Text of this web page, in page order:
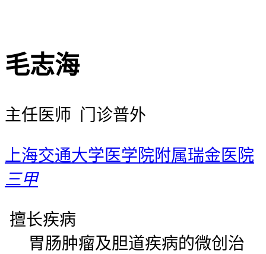
毛志海
主任医师 门诊普外
上海交通大学医学院附属瑞金医院
三甲
擅长疾病
胃肠肿瘤及胆道疾病的微创治